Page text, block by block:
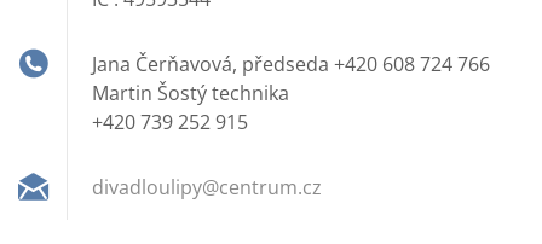
Jana Čerňavová, předseda +420 608 724 766
Martin Šostý technika
+420 739 252 915
divadloulipy@centrum.cz